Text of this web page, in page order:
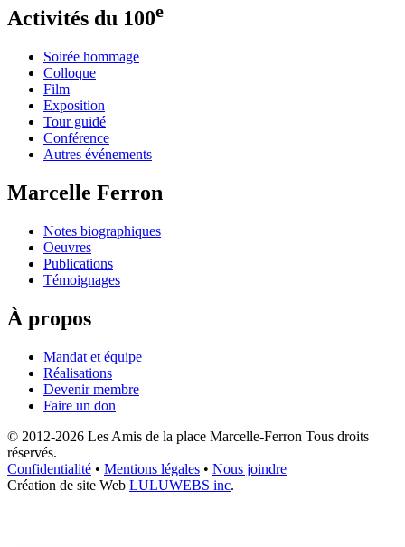
Activités du 100e
Soirée hommage
Colloque
Film
Exposition
Tour guidé
Conférence
Autres événements
Marcelle Ferron
Notes biographiques
Oeuvres
Publications
Témoignages
À propos
Mandat et équipe
Réalisations
Devenir membre
Faire un don
© 2012-2026 Les Amis de la place Marcelle-Ferron Tous droits
réservés.
Confidentialité • Mentions légales • Nous joindre
Création de site Web LULUWEBS inc.